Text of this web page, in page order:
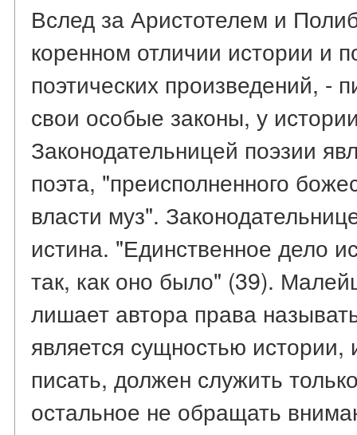
Вслед за Аристотелем и
коренном отличии истории и
поэтических произведений, -
свои особые законы, у
Законодательницей поэзии
поэта, "преисполненного
власти муз".
истина. "Единственное дело
так, как оно было" (39).
лишает автора права
является сущностью истории,
писать, должен служить
остальное не обращать